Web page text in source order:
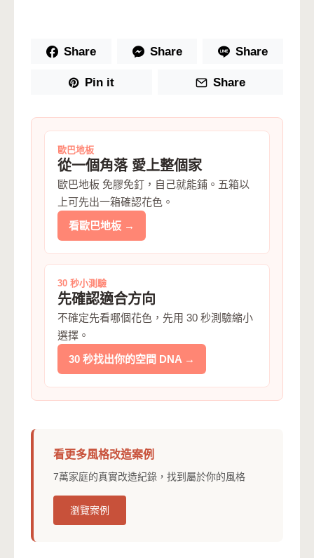
Share Share Share
Pin it Share
歐巴地板
從一個角落 愛上整個家
歐巴地板 免膠免釘，自己就能鋪。五箱以
上可先出一箱確認花色。
看歐巴地板 →
30 秒小測驗
先確認適合方向
不確定先看哪個花色，先用 30 秒測驗縮小
選擇。
30 秒找出你的空間 DNA →
看更多風格改造案例
7萬家庭的真實改造紀錄，找到屬於你的風格
瀏覽案例